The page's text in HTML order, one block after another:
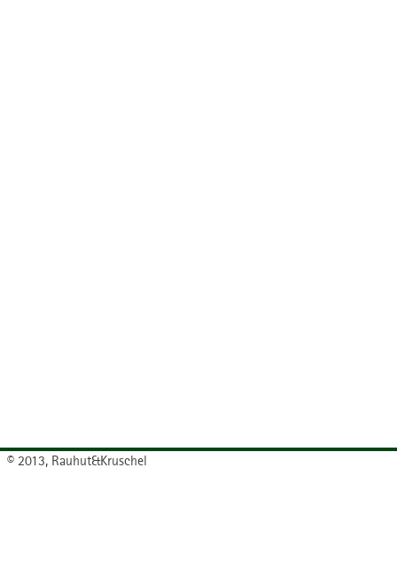
© 2013, Rauhut&Kruschel